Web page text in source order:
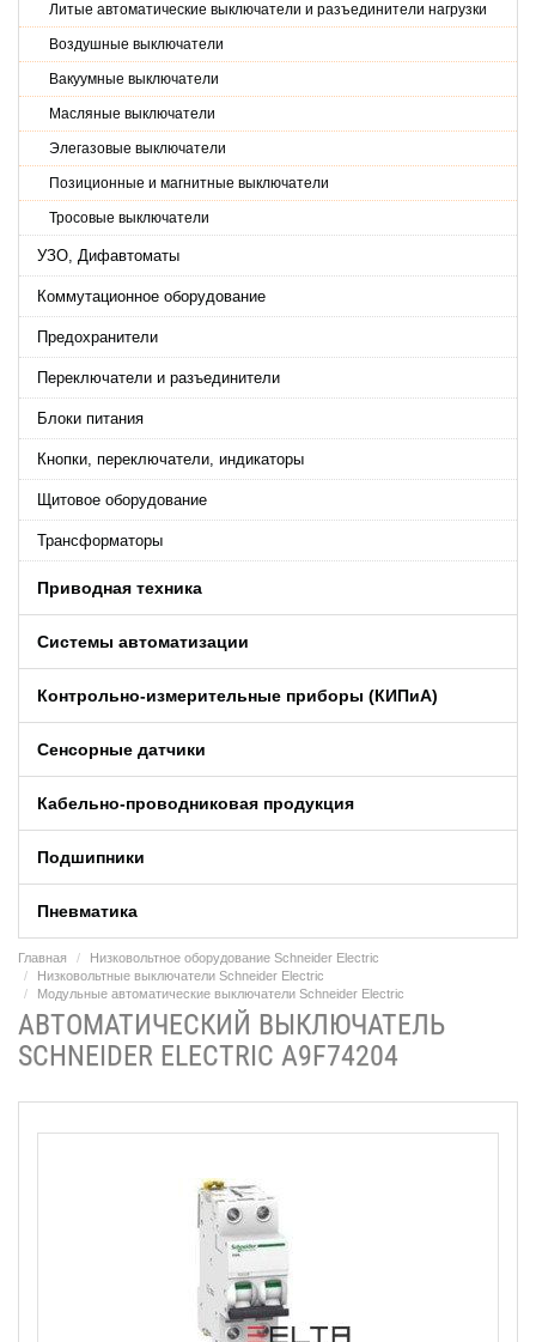
Литые автоматические выключатели и разъединители нагрузки
Воздушные выключатели
Вакуумные выключатели
Масляные выключатели
Элегазовые выключатели
Позиционные и магнитные выключатели
Тросовые выключатели
УЗО, Дифавтоматы
Коммутационное оборудование
Предохранители
Переключатели и разъединители
Блоки питания
Кнопки, переключатели, индикаторы
Щитовое оборудование
Трансформаторы
Приводная техника
Системы автоматизации
Контрольно-измерительные приборы (КИПиA)
Сенсорные датчики
Кабельно-проводниковая продукция
Подшипники
Пневматика
Главная
Низковольтное оборудование Schneider Electric
Низковольтные выключатели Schneider Electric
Модульные автоматические выключатели Schneider Electric
АВТОМАТИЧЕСКИЙ ВЫКЛЮЧАТЕЛЬ
SCHNEIDER ELECTRIC A9F74204